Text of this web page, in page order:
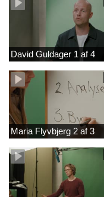
David Guldager 1 af 4
Maria Flyvbjerg 2 af 3